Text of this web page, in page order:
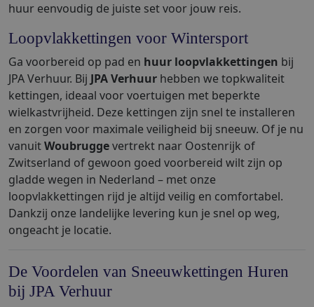
huur eenvoudig de juiste set voor jouw reis.
Loopvlakkettingen voor Wintersport
Ga voorbereid op pad en huur loopvlakkettingen bij
JPA Verhuur. Bij JPA Verhuur hebben we topkwaliteit
kettingen, ideaal voor voertuigen met beperkte
wielkastvrijheid. Deze kettingen zijn snel te installeren
en zorgen voor maximale veiligheid bij sneeuw. Of je nu
vanuitWoubruggevertrekt naar Oostenrijk of
Zwitserland of gewoon goed voorbereid wilt zijn op
gladde wegen in Nederland – met onze
loopvlakkettingen rijd je altijd veilig en comfortabel.
Dankzij onze landelijke levering kun je snel op weg,
ongeacht je locatie.
De Voordelen van Sneeuwkettingen Huren
bij JPA Verhuur